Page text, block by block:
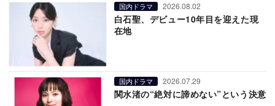
国内ドラマ 2026.08.02
白石聖、デビュー10年目を迎えた現
在地
国内ドラマ 2026.07.29
関水渚の“絶対に諦めない”という決意